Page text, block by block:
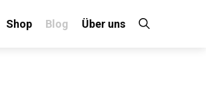
Shop Blog Über uns